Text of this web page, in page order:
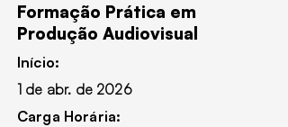
Formação Prática em
Produção Audiovisual
Início:
1 de abr. de 2026
Carga Horária: